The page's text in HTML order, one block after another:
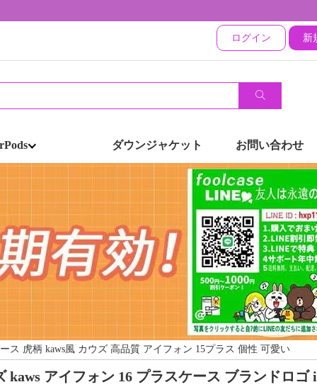
ログイン 新
ダウンジャケット お問い合わせ
ス 虎柄 kaws風 カウズ 高品質 アイフォン 15プラス 個性 可愛い
kaws アイフォン 16 プラスケース ブランドロゴ